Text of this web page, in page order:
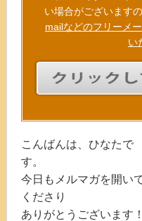
い場合がございますの
mailなどのフリーメ
い
こんばんは、ひなたで
す。
今日もメルマガを開い
くださり
ありがとうございます！